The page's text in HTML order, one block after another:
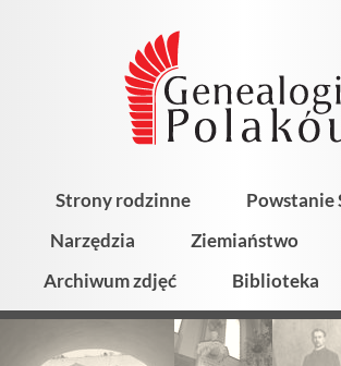
Strony rodzinne
Powstanie
Narzędzia
Ziemiaństwo
Archiwum zdjęć
Biblioteka